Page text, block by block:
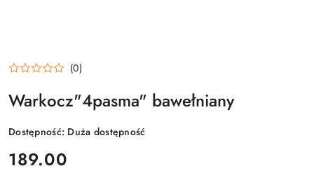
(0)
Warkocz"4pasma" bawełniany
Dostępność: Duża dostępność
cena:
189.00